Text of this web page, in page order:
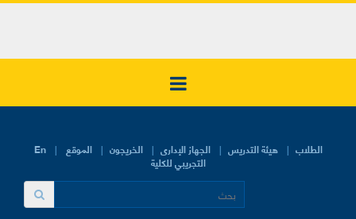
En الطلاب هيئة التدريس الجهاز الإدارى الخريجون الموقع
التجريبي للكلية